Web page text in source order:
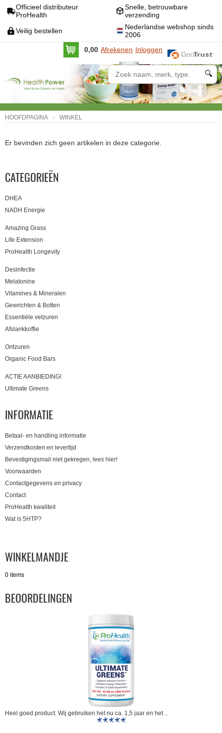
Officieel distributeur
ProHealth
Snelle, betrouwbare
verzending
Veilig bestellen
Nederlandse webshop sinds
2006
0,00 Afrekenen Inloggen
🔍
HOOFDPAGINA WINKEL
CATEGORIEËN
DHEA
NADH Energie
Amazing Grass
Life Extension
ProHealth Longevity
Desinfectie
Melatonine
Vitamines & Mineralen
Gewrichten & Botten
Essentiële vetzuren
Afslankkoffie
Ontzuren
Organic Food Bars
ACTIE AANBIEDING!
Ultimate Greens
INFORMATIE
Betaal- en handling informatie
Verzendkosten en levertijd
Bevestigingsmail niet gekregen, lees hier!
Voorwaarden
Contactgegevens en privacy
Contact
ProHealth kwaliteit
Wat is 5HTP?
Er bevinden zich geen artikelen in deze categorie.
WINKELMANDJE
0 items
BEOORDELINGEN
Heel goed product. Wij gebruiken het nu ca. 1,5 jaar en het ..